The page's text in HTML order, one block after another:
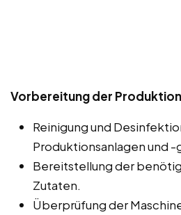
Vorbereitung der
Reinigung und
Produktionsanlagen und -
Bereitstellung der
Zutaten.
Überprüfung der